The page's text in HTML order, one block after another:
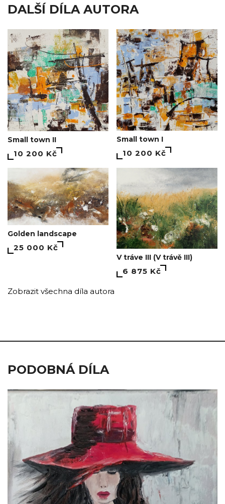
DALŠÍ DÍLA AUTORA
Small town II
10 200 Kč
Small town I
10 200 Kč
Golden landscape
25 000 Kč
V tráve III (V trávě III)
6 875 Kč
Zobrazit všechna díla autora
PODOBNÁ DÍLA